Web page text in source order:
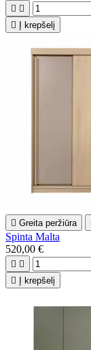
 

Į krepšelį
 Greita peržiūra
Spinta Malta
520,00 €
 

Į krepšelį